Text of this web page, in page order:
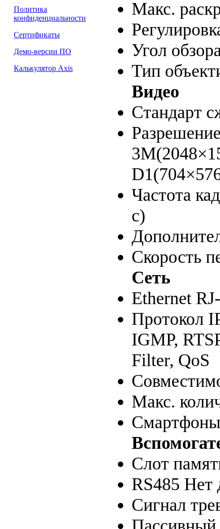
Политика
конфиденциальности
Сертификаты
Демо-версии ПО
Калькулятор Axis
Макс.
Угол
Тип
Видео
Стандарт
Частота
с)
Скорость
Сеть
Ethernet
Протокол
IGMP,
Filter, QoS
Макс.
Смартфоны
Слот
RS485 Нет
Сигнал